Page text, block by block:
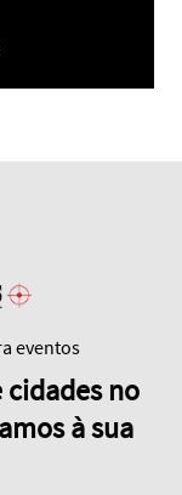
eventos
no
à sua